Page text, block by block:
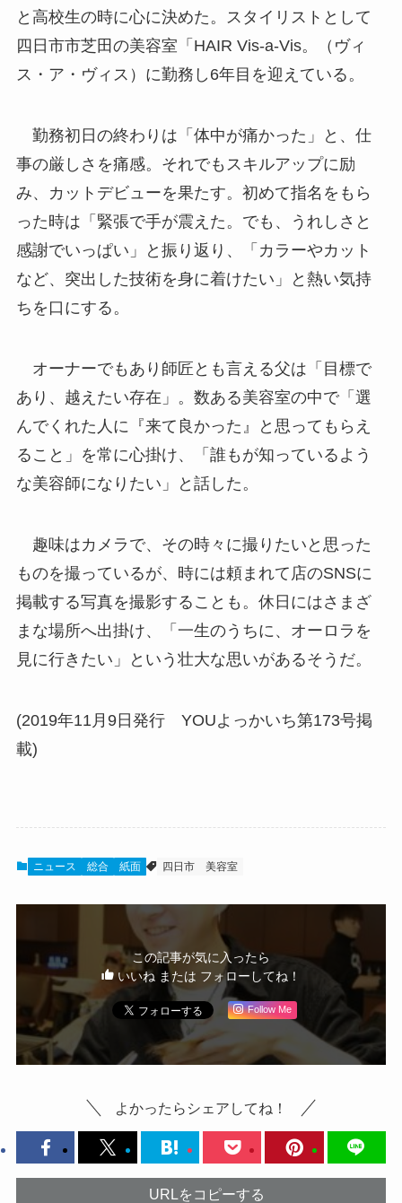
と高校生の時に心に決めた。スタイリストとして
四日市市芝田の美容室「HAIR Vis-a-Vis。（ヴィ
ス・ア・ヴィス）に勤務し6年目を迎えている。
勤務初日の終わりは「体中が痛かった」と、仕
事の厳しさを痛感。それでもスキルアップに励
み、カットデビューを果たす。初めて指名をもら
った時は「緊張で手が震えた。でも、うれしさと
感謝でいっぱい」と振り返り、「カラーやカット
など、突出した技術を身に着けたい」と熱い気持
ちを口にする。
オーナーでもあり師匠とも言える父は「目標で
あり、越えたい存在」。数ある美容室の中で「選
んでくれた人に『来て良かった』と思ってもらえ
ること」を常に心掛け、「誰もが知っているよう
な美容師になりたい」と話した。
趣味はカメラで、その時々に撮りたいと思った
ものを撮っているが、時には頼まれて店のSNSに
掲載する写真を撮影することも。休日にはさまざ
まな場所へ出掛け、「一生のうちに、オーロラを
見に行きたい」という壮大な思いがあるそうだ。
(2019年11月9日発行 YOUよっかいち第173号掲
載)
ニュース 総合 紙面 四日市 美容室
この記事が気に入ったら
いいね または フォローしてね！
Follow Me
よかったらシェアしてね！
URLをコピーする